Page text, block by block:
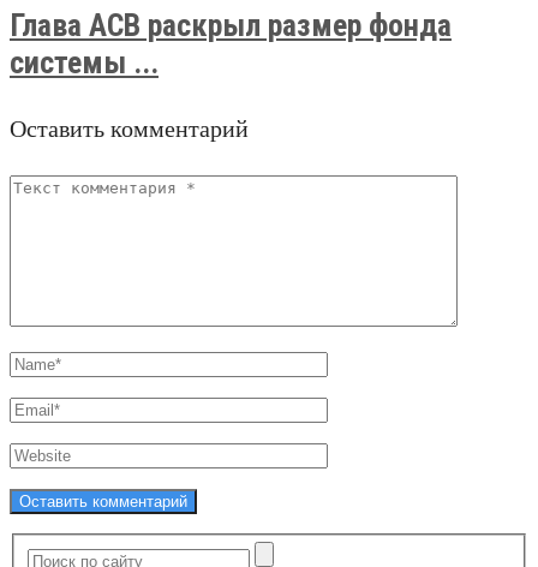
Глава АСВ раскрыл размер фонда
системы ...
Оставить комментарий